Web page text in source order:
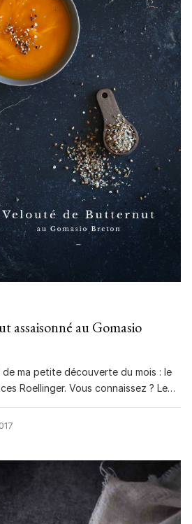
assaisonné au Gomasio
ma petite découverte du mois : le
Roellinger. Vous connaissez ? Le…